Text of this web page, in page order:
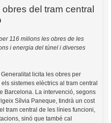
del tram central
116 milions les obres de les
i energia del túnel i diverses
licita les obres per
sistemes elèctrics al tram central
Barcelona. La intervenció, segons
Sílvia Paneque, tindrà un cost
tram central de les línies funcioni,
sinó que també cal